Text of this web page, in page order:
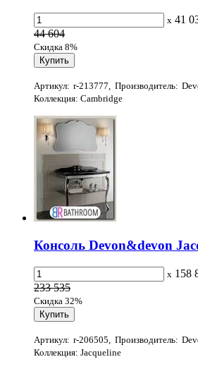
x 41
44 604
Скидка 8%
Артикул: r-213777, Производитель:
Коллекция: Cambridge
Консоль Devon&devon
x 158
233 535
Скидка 32%
Артикул: r-206505, Производитель:
Коллекция: Jacqueline